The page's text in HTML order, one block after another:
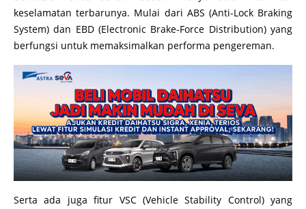
keselamatan terbarunya. Mulai dari ABS (Anti-Lock Braking
System) dan EBD (Electronic Brake-Force Distribution) yang
berfungsi untuk memaksimalkan performa pengereman.
Serta ada juga fitur VSC (Vehicle Stability Control) yang